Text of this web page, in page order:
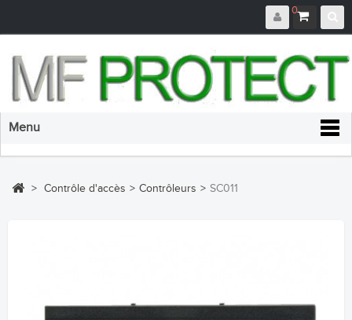
0
Menu
> Contrôle d'accès > Contrôleurs > SC011